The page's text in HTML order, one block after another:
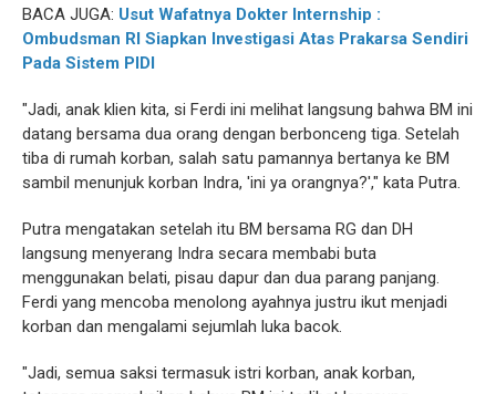
BACA JUGA: Usut Wafatnya Dokter Internship :
Ombudsman RI Siapkan Investigasi Atas Prakarsa Sendiri
Pada Sistem PIDI
"Jadi, anak klien kita, si Ferdi ini melihat langsung bahwa BM ini
datang bersama dua orang dengan berbonceng tiga. Setelah
tiba di rumah korban, salah satu pamannya bertanya ke BM
sambil menunjuk korban Indra, 'ini ya orangnya?'," kata Putra.
Putra mengatakan setelah itu BM bersama RG dan DH
langsung menyerang Indra secara membabi buta
menggunakan belati, pisau dapur dan dua parang panjang.
Ferdi yang mencoba menolong ayahnya justru ikut menjadi
korban dan mengalami sejumlah luka bacok.
"Jadi, semua saksi termasuk istri korban, anak korban,